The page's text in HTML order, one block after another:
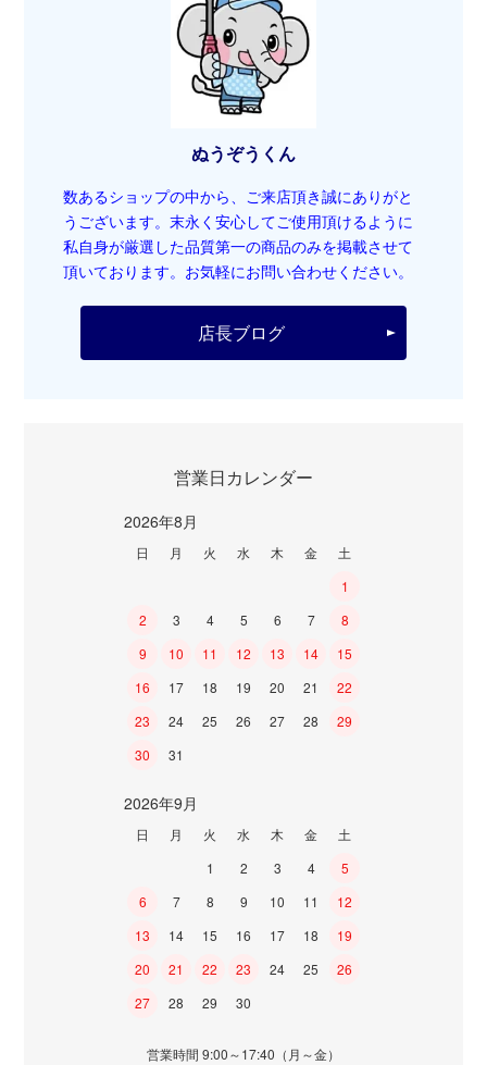
ぬうぞうくん
数あるショップの中から、ご来店頂き誠にありがと
うございます。末永く安心してご使用頂けるように
私自身が厳選した品質第一の商品のみを掲載させて
頂いております。お気軽にお問い合わせください。
店長ブログ
営業日カレンダー
2026年8月
日 月 火 水 木 金
土
1
2
3 4 5 6 7
8
9
10 11 12 13 14
15
16
17 18 19 20 21
22
23
24 25 26 27 28
29
30
31
2026年9月
日 月 火 水 木 金
土
1
2 3 4
5
6
7 8 9 10 11
12
13
14 15 16 17 18
19
20
21 22 23 24 25
26
27
28 29 30
営業時間 9:00～17:40（月～金）